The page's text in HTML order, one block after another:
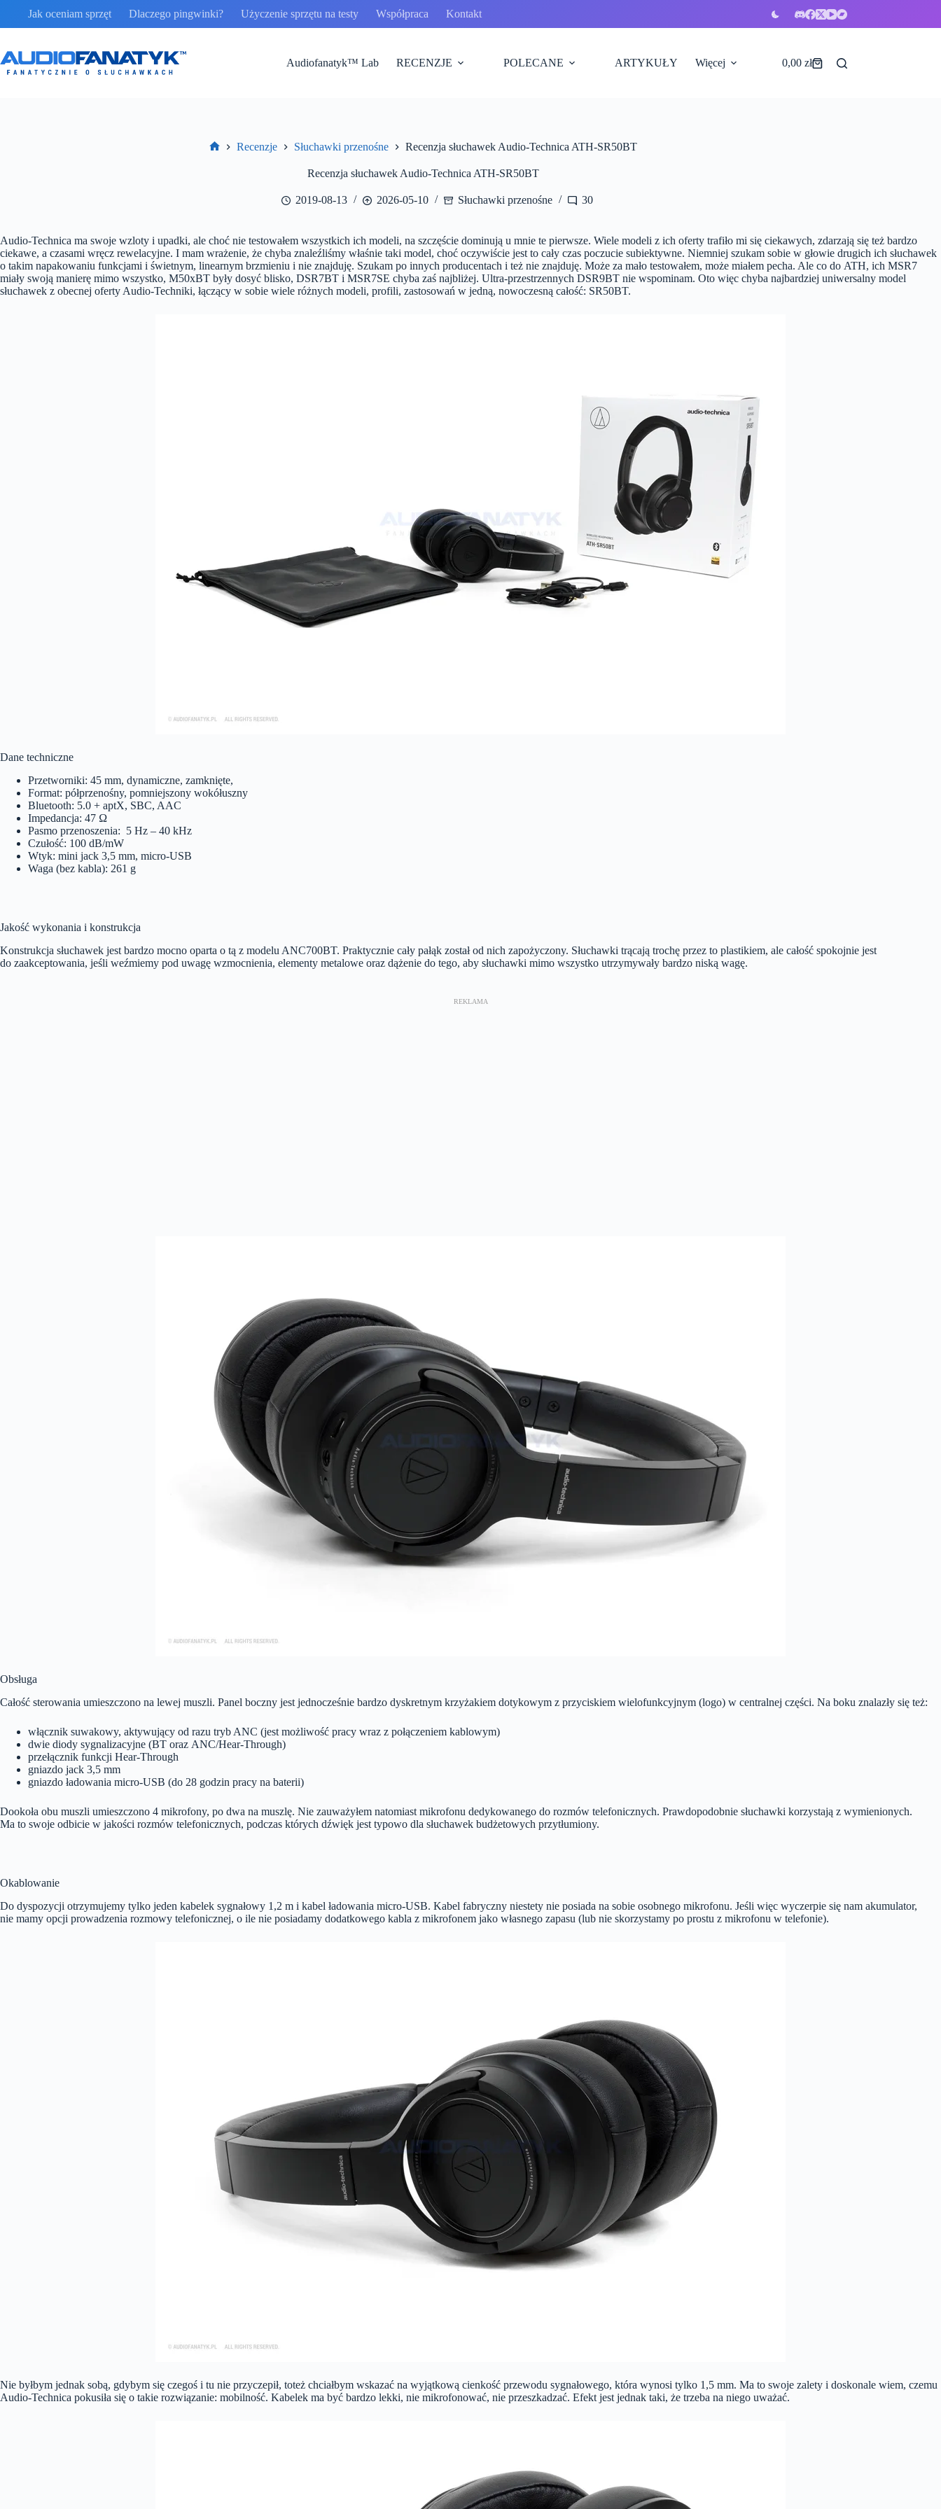
treści
Jak oceniam sprzęt Dlaczego pingwinki? Użyczenie sprzętu na testy Współpraca Kontakt
Audiofanatyk™ Lab RECENZJE POLECANE ARTYKUŁY Więcej Koszyk
0,00 zł
Recenzje Słuchawki przenośne Recenzja słuchawek Audio-Technica ATH-SR50BT
Recenzja słuchawek Audio-Technica ATH-SR50BT
2019-08-13 2026-05-10 Słuchawki przenośne 30
Audio-Technica ma swoje wzloty i upadki, ale choć nie testowałem wszystkich ich modeli, na szczęście dominują u mnie te pierwsze. Wiele modeli z ich oferty trafiło mi się ciekawych, zdarzają się też bardzo
ciekawe, a czasami wręcz rewelacyjne. I mam wrażenie, że chyba znaleźliśmy właśnie taki model, choć oczywiście jest to cały czas poczucie subiektywne. Niemniej szukam sobie w głowie drugich ich słuchawek
o takim napakowaniu funkcjami i świetnym, linearnym brzmieniu i nie znajduję. Szukam po innych producentach i też nie znajduję. Może za mało testowałem, może miałem pecha. Ale co do ATH, ich MSR7
miały swoją manierę mimo wszystko, M50xBT były dosyć blisko, DSR7BT i MSR7SE chyba zaś najbliżej. Ultra-przestrzennych DSR9BT nie wspominam. Oto więc chyba najbardziej uniwersalny model
słuchawek z obecnej oferty Audio-Techniki, łączący w sobie wiele różnych modeli, profili, zastosowań w jedną, nowoczesną całość: SR50BT.
Dane techniczne
Przetworniki: 45 mm, dynamiczne, zamknięte,
Format: półprzenośny, pomniejszony wokółuszny
Bluetooth: 5.0 + aptX, SBC, AAC
Impedancja: 47 Ω
Pasmo przenoszenia: 5 Hz – 40 kHz
Czułość: 100 dB/mW
Wtyk: mini jack 3,5 mm, micro-USB
Waga (bez kabla): 261 g
Jakość wykonania i konstrukcja
Konstrukcja słuchawek jest bardzo mocno oparta o tą z modelu ANC700BT. Praktycznie cały pałąk został od nich zapożyczony. Słuchawki trącają trochę przez to plastikiem, ale całość spokojnie jest
do zaakceptowania, jeśli weźmiemy pod uwagę wzmocnienia, elementy metalowe oraz dążenie do tego, aby słuchawki mimo wszystko utrzymywały bardzo niską wagę.
Obsługa
Całość sterowania umieszczono na lewej muszli. Panel boczny jest jednocześnie bardzo dyskretnym krzyżakiem dotykowym z przyciskiem wielofunkcyjnym (logo) w centralnej części. Na boku znalazły się też:
włącznik suwakowy, aktywujący od razu tryb ANC (jest możliwość pracy wraz z połączeniem kablowym)
dwie diody sygnalizacyjne (BT oraz ANC/Hear-Through)
przełącznik funkcji Hear-Through
gniazdo jack 3,5 mm
gniazdo ładowania micro-USB (do 28 godzin pracy na baterii)
Dookoła obu muszli umieszczono 4 mikrofony, po dwa na muszlę. Nie zauważyłem natomiast mikrofonu dedykowanego do rozmów telefonicznych. Prawdopodobnie słuchawki korzystają z wymienionych.
Ma to swoje odbicie w jakości rozmów telefonicznych, podczas których dźwięk jest typowo dla słuchawek budżetowych przytłumiony.
Okablowanie
Do dyspozycji otrzymujemy tylko jeden kabelek sygnałowy 1,2 m i kabel ładowania micro-USB. Kabel fabryczny niestety nie posiada na sobie osobnego mikrofonu. Jeśli więc wyczerpie się nam akumulator,
nie mamy opcji prowadzenia rozmowy telefonicznej, o ile nie posiadamy dodatkowego kabla z mikrofonem jako własnego zapasu (lub nie skorzystamy po prostu z mikrofonu w telefonie).
Nie byłbym jednak sobą, gdybym się czegoś i tu nie przyczepił, toteż chciałbym wskazać na wyjątkową cienkość przewodu sygnałowego, która wynosi tylko 1,5 mm. Ma to swoje zalety i doskonale wiem, czemu
Audio-Technica pokusiła się o takie rozwiązanie: mobilność. Kabelek ma być bardzo lekki, nie mikrofonować, nie przeszkadzać. Efekt jest jednak taki, że trzeba na niego uważać.